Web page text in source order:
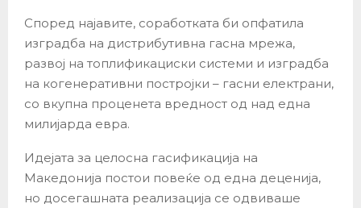
Според најавите, соработката би опфатила
изградба на дистрибутивна гасна мрежа,
развој на топлификациски системи и изградба
на когенеративни постројки – гасни електрани,
со вкупна проценета вредност од над една
милијарда евра.
Идејата за целосна гасификација на
Македонија постои повеќе од една деценија,
но досегашната реализација се одвиваше